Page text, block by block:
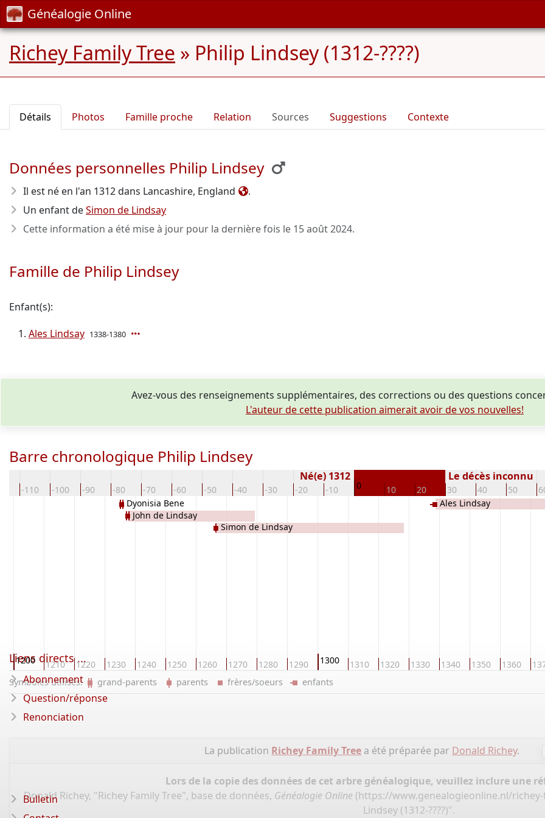
Généalogie Online
Richey Family Tree » Philip Lindsey (1312-????)
Détails Photos Famille proche Relation Sources Suggestions Contexte
Données personnelles Philip Lindsey
Il est né en l'an 1312dans Lancashire, England
.
Un enfant deSimon de Lindsay
Cette information a été mise à jour pour la dernière fois le 15 août 2024.
Famille de Philip Lindsey
Enfant(s):
Ales Lindsay 1338-1380
Avez-vous des renseignements supplémentaires, des corrections ou des questions
L'auteur de cette publication aimerait avoir de vos nouvelles!
Barre chronologique Philip Lindsey
-110 -100 -90 -80 -70 -60 -50 -40 -30 -20 -10 0 10 20 30 40 50
Né(e) 1312 Le décès inconnu
1200 1210 1220 1230 1240 1250 1260 1270 1280 1290 1300 1310 1320 1330 1340 1350 1360
Dyonisia Bene
John de Lindsay
Simon de Lindsay
Ales Lindsay
Symboles utilisés: grand-parents parents frères/soeurs enfants
La publication Richey Family Tree a été préparée par Donald Richey.
Lors de la copie des données de cet arbre généalogique, veuillez inclure une
Donald Richey, "Richey Family Tree", base de données, Généalogie Online (https://www.genealogieonline.nl/
Lindsey (1312-????)".
Liens directs ...
Abonnement
Question/réponse
Renonciation
Bulletin